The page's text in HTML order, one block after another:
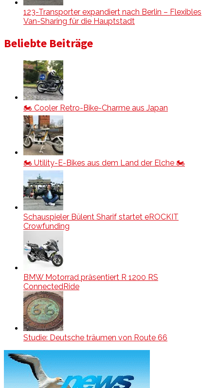
123-Transporter expandiert nach Berlin – Flexibles
Van-Sharing für die Hauptstadt
Beliebte Beiträge
🏍️ Cooler Retro-Bike-Charme aus Japan
🏍️ Utility-E-Bikes aus dem Land der Elche 🏍️
Schauspieler Bülent Sharif startet eROCKIT
Crowfunding
BMW Motorrad präsentiert R 1200 RS
ConnectedRide
Studie: Deutsche träumen von Route 66